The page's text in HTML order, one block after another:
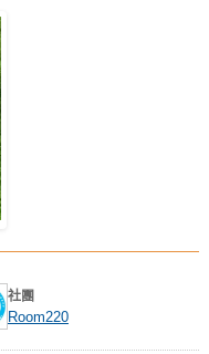
社團
Room220